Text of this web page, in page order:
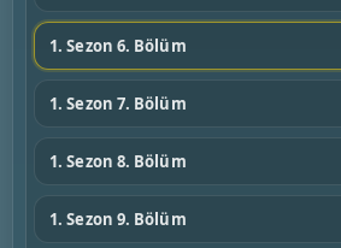
1. Sezon 6. Bölüm
1. Sezon 7. Bölüm
1. Sezon 8. Bölüm
1. Sezon 9. Bölüm